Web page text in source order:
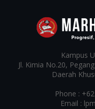
Kampus
Jl. Kimia No.20,
Daerah
Phone :
Email :